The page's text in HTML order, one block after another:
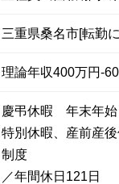
三重県桑名市[転勤
理論年収400万円-
慶弔休暇 年末年
特別休暇、産前産
制度
／年間休日121日